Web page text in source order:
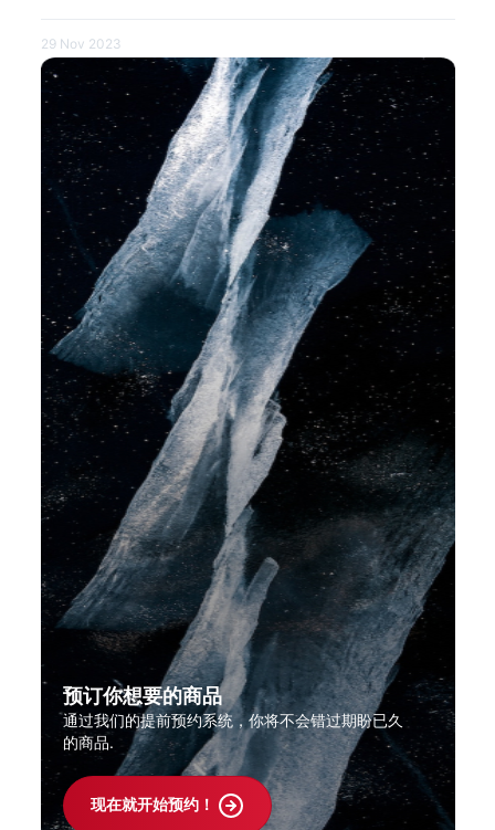
29 Nov 2023
预订你想要的商品
通过我们的提前预约系统，你将不会错过期盼已久
的商品.
现在就开始预约！